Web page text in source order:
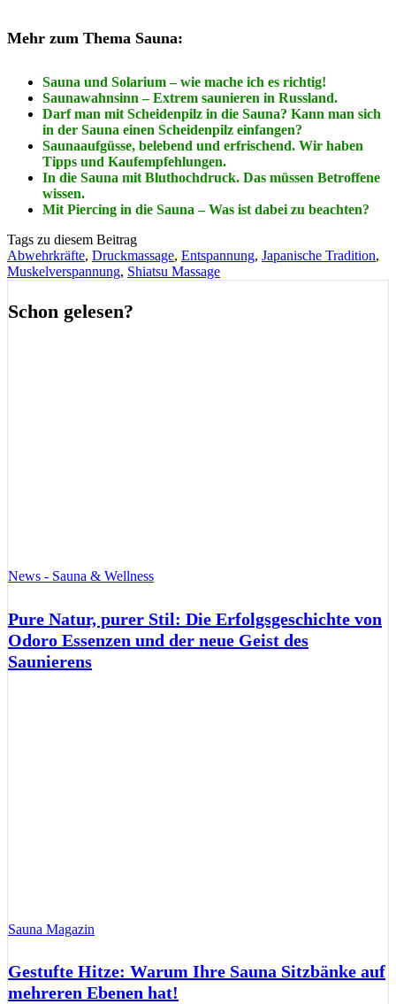
Mehr zum Thema Sauna:
Sauna und Solarium – wie mache ich es richtig!
Saunawahnsinn – Extrem saunieren in Russland.
Darf man mit Scheidenpilz in die Sauna? Kann man sich
in der Sauna einen Scheidenpilz einfangen?
Saunaaufgüsse, belebend und erfrischend. Wir haben
Tipps und Kaufempfehlungen.
In die Sauna mit Bluthochdruck. Das müssen Betroffene
wissen.
Mit Piercing in die Sauna – Was ist dabei zu beachten?
Tags zu diesem Beitrag
Abwehrkräfte, Druckmassage, Entspannung, Japanische Tradition,
Muskelverspannung, Shiatsu Massage
Schon gelesen?
News - Sauna & Wellness
Pure Natur, purer Stil: Die Erfolgsgeschichte von
Odoro Essenzen und der neue Geist des
Saunierens
Sauna Magazin
Gestufte Hitze: Warum Ihre Sauna Sitzbänke auf
mehreren Ebenen hat!